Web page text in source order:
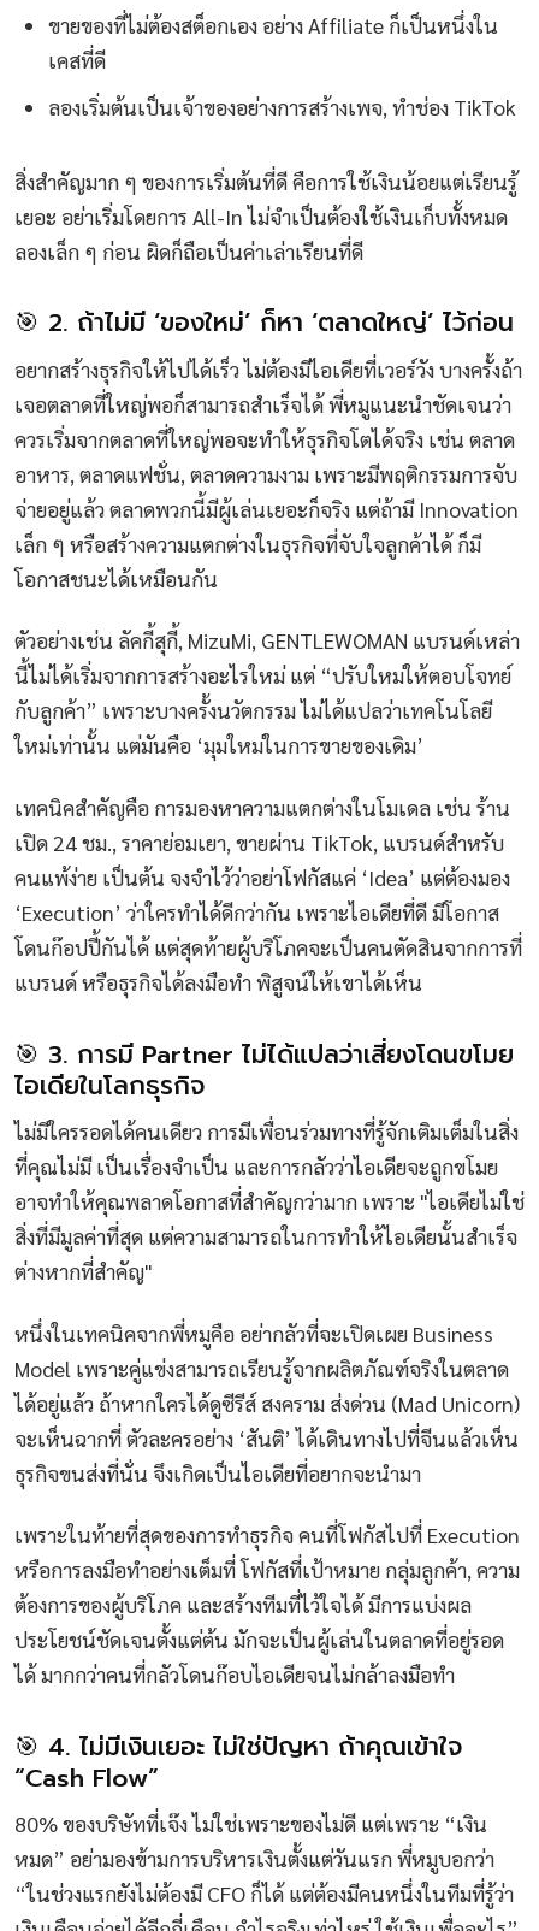
ขายของที่ไม่ต้องสต็อกเอง อย่าง Affiliate ก็เป็นหนึ่งใน
เคสที่ดี
ลองเริ่มต้นเป็นเจ้าของอย่างการสร้างเพจ, ทำช่อง TikTok
สิ่งสำคัญมาก ๆ ของการเริ่มต้นที่ดี คือการใช้เงินน้อยแต่เรียนรู้
เยอะ อย่าเริ่มโดยการ All-In ไม่จำเป็นต้องใช้เงินเก็บทั้งหมด
ลองเล็ก ๆ ก่อน ผิดก็ถือเป็นค่าเล่าเรียนที่ดี
🎯 2. ถ้าไม่มี ‘ของใหม่’ ก็หา ‘ตลาดใหญ่’ ไว้ก่อน
อยากสร้างธุรกิจให้ไปได้เร็ว ไม่ต้องมีไอเดียที่เวอร์วัง บางครั้งถ้า
เจอตลาดที่ใหญ่พอก็สามารถสำเร็จได้ พี่หมูแนะนำชัดเจนว่า
ควรเริ่มจากตลาดที่ใหญ่พอจะทำให้ธุรกิจโตได้จริง เช่น ตลาด
อาหาร, ตลาดแฟชั่น, ตลาดความงาม เพราะมีพฤติกรรมการจับ
จ่ายอยู่แล้ว ตลาดพวกนี้มีผู้เล่นเยอะก็จริง แต่ถ้ามี Innovation
เล็ก ๆ หรือสร้างความแตกต่างในธุรกิจที่จับใจลูกค้าได้ ก็มี
โอกาสชนะได้เหมือนกัน
ตัวอย่างเช่น ลัคกี้สุกี้, MizuMi, GENTLEWOMAN แบรนด์เหล่า
นี้ไม่ได้เริ่มจากการสร้างอะไรใหม่ แต่ “ปรับใหม่ให้ตอบโจทย์
กับลูกค้า” เพราะบางครั้งนวัตกรรม ไม่ได้แปลว่าเทคโนโลยี
ใหม่เท่านั้น แต่มันคือ ‘มุมใหม่ในการขายของเดิม’
เทคนิคสำคัญคือ การมองหาความแตกต่างในโมเดล เช่น ร้าน
เปิด 24 ชม., ราคาย่อมเยา, ขายผ่าน TikTok, แบรนด์สำหรับ
คนแพ้ง่าย เป็นต้น จงจำไว้ว่าอย่าโฟกัสแค่ ‘Idea’ แต่ต้องมอง
‘Execution’ ว่าใครทำได้ดีกว่ากัน เพราะไอเดียที่ดี มีโอกาส
โดนก๊อปปี้กันได้ แต่สุดท้ายผู้บริโภคจะเป็นคนตัดสินจากการที่
แบรนด์ หรือธุรกิจได้ลงมือทำ พิสูจน์ให้เขาได้เห็น
🎯 3. การมี Partner ไม่ได้แปลว่าเสี่ยงโดนขโมย
ไอเดียในโลกธุรกิจ
ไม่มีใครรอดได้คนเดียว การมีเพื่อนร่วมทางที่รู้จักเติมเต็มในสิ่ง
ที่คุณไม่มี เป็นเรื่องจำเป็น และการกลัวว่าไอเดียจะถูกขโมย
อาจทำให้คุณพลาดโอกาสที่สำคัญกว่ามาก เพราะ "ไอเดียไม่ใช่
สิ่งที่มีมูลค่าที่สุด แต่ความสามารถในการทำให้ไอเดียนั้นสำเร็จ
ต่างหากที่สำคัญ"
หนึ่งในเทคนิคจากพี่หมูคือ อย่ากลัวที่จะเปิดเผย Business
Model เพราะคู่แข่งสามารถเรียนรู้จากผลิตภัณฑ์จริงในตลาด
ได้อยู่แล้ว ถ้าหากใครได้ดูซีรีส์ สงคราม ส่งด่วน (Mad Unicorn)
จะเห็นฉากที่ ตัวละครอย่าง ‘สันติ’ ได้เดินทางไปที่จีนแล้วเห็น
ธุรกิจขนส่งที่นั่น จึงเกิดเป็นไอเดียที่อยากจะนำมา
เพราะในท้ายที่สุดของการทำธุรกิจ คนที่โฟกัสไปที่ Execution
หรือการลงมือทำอย่างเต็มที่ โฟกัสที่เป้าหมาย กลุ่มลูกค้า, ความ
ต้องการของผู้บริโภค และสร้างทีมที่ไว้ใจได้ มีการแบ่งผล
ประโยชน์ชัดเจนตั้งแต่ต้น มักจะเป็นผู้เล่นในตลาดที่อยู่รอด
ได้ มากกว่าคนที่กลัวโดนก๊อบไอเดียจนไม่กล้าลงมือทำ
🎯 4. ไม่มีเงินเยอะ ไม่ใช่ปัญหา ถ้าคุณเข้าใจ
“Cash Flow”
80% ของบริษัทที่เจ๊ง ไม่ใช่เพราะของไม่ดี แต่เพราะ “เงิน
หมด” อย่ามองข้ามการบริหารเงินตั้งแต่วันแรก พี่หมูบอกว่า
“ในช่วงแรกยังไม่ต้องมี CFO ก็ได้ แต่ต้องมีคนหนึ่งในทีมที่รู้ว่า